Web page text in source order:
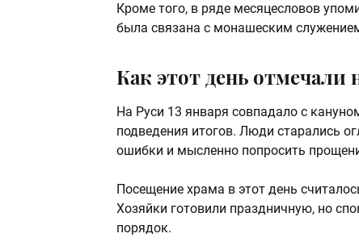
Кроме того, в ряде месяцесловов
была связана с монашеским
Как этот день отмечали
На Руси 13 января совпадало с
подведения итогов. Люди старались
ошибки и мысленно попросить
Посещение храма в этот день
Хозяйки готовили праздничную, но
порядок.